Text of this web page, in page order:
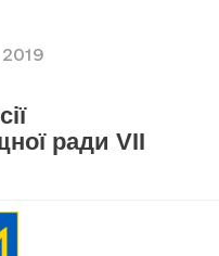
ради VII